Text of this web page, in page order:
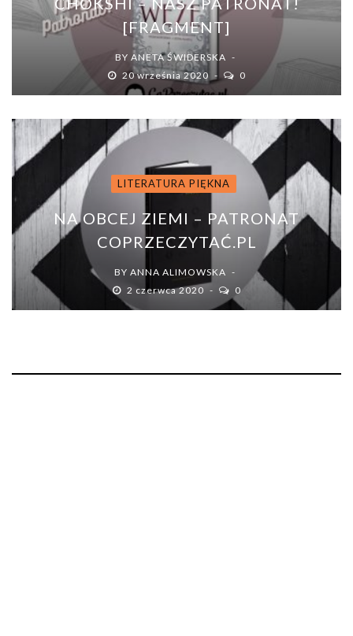
[FRAGMENT]
BY ANETA ŚWIDERSKA
20 września 2020
0
LITERATURA PIĘKNA
NA OBCEJ ZIEMI – PATRONAT
COPRZECZYTAĆ.PL
BY ANNA ALIMOWSKA
2 czerwca 2020
0